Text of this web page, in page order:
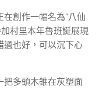
創作一幅名為“八仙
村里本年魯班誕展現
過也好，可以沉下心
多頭木錐在灰塑面